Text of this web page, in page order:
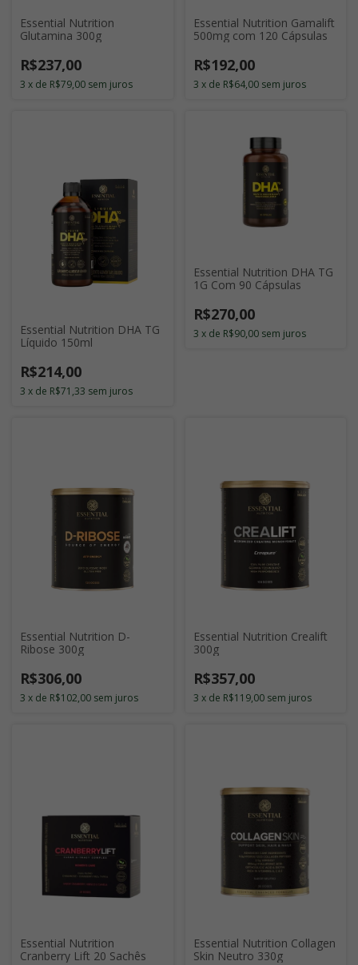
Essential Nutrition
Glutamina 300g
R$237,00
3 x de R$79,00 sem juros
Essential Nutrition Gamalift
500mg com 120 Cápsulas
R$192,00
3 x de R$64,00 sem juros
Essential Nutrition DHA TG
Líquido 150ml
R$214,00
3 x de R$71,33 sem juros
Essential Nutrition DHA TG
1G Com 90 Cápsulas
R$270,00
3 x de R$90,00 sem juros
Essential Nutrition D-
Ribose 300g
R$306,00
3 x de R$102,00 sem juros
Essential Nutrition Crealift
300g
R$357,00
3 x de R$119,00 sem juros
Essential Nutrition
Cranberry Lift 20 Sachês
Essential Nutrition Collagen
Skin Neutro 330g